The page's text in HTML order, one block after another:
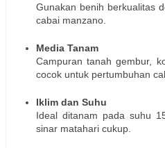
Gunakan benih berkualitas
cabai manzano.
Media Tanam
Campuran tanah gembur,
cocok untuk pertumbuhan
Iklim dan Suhu
Ideal ditanam pada suhu
sinar matahari cukup.